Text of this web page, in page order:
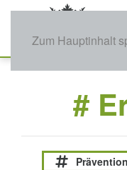
Zum Hauptinhalt
#
Prävention